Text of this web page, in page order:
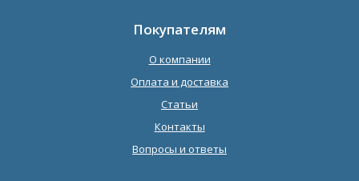
Покупателям
О компании
Оплата и доставка
Статьи
Контакты
Вопросы и ответы